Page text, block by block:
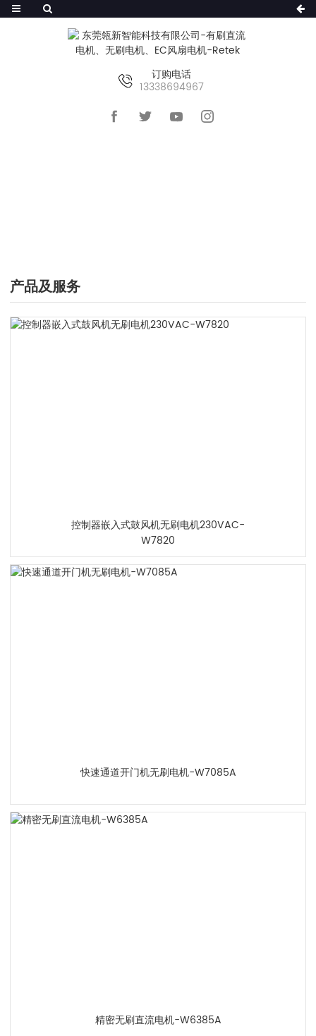
订购电话
13338694967
产品及服务
控制器嵌入式鼓风机无刷电机230VAC-
W7820
快速通道开门机无刷电机-W7085A
精密无刷直流电机-W6385A